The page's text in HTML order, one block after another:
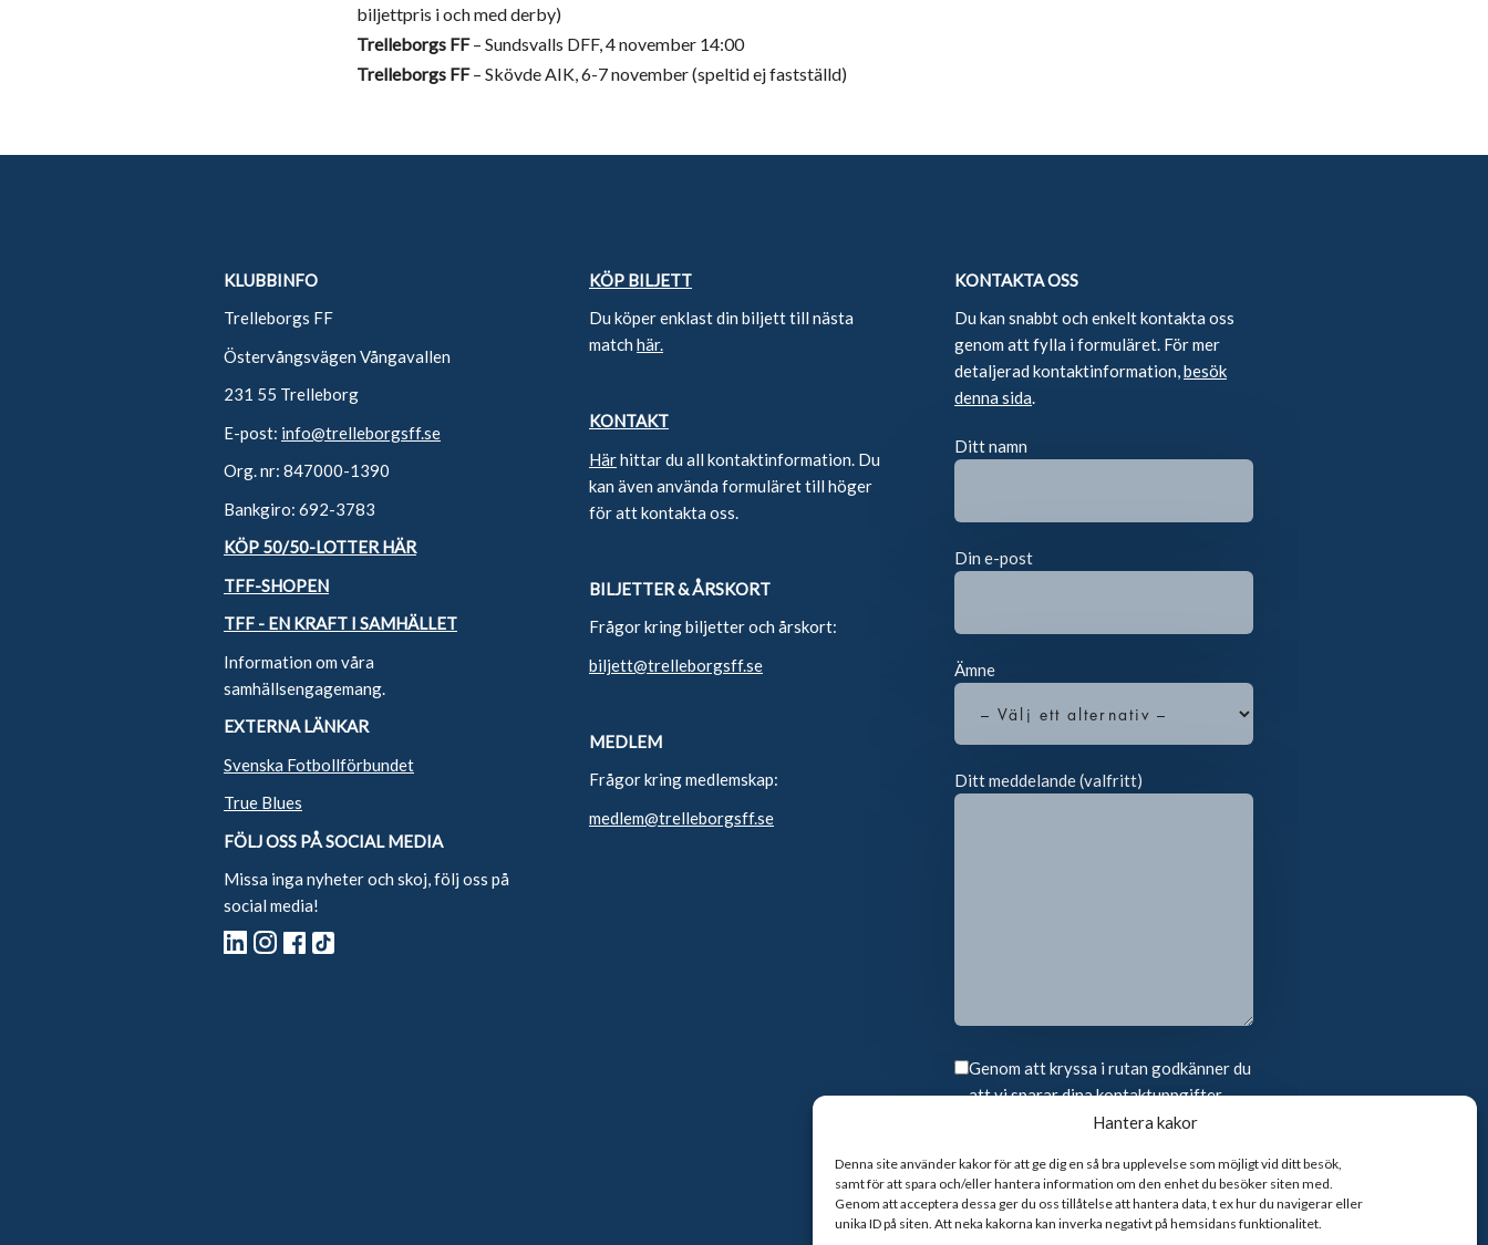
Hantera kakor
Denna site använder kakor för att ge dig en så bra upplevelse som möjligt vid ditt besök,
samt för att spara och/eller hantera information om den enhet du besöker siten med.
Genom att acceptera dessa ger du oss tillåtelse att hantera data, t ex hur du navigerar eller
unika ID på siten. Att neka kakorna kan inverka negativt på hemsidans funktionalitet.
biljettpris i och med derby)
Trelleborgs FF– Sundsvalls DFF, 4 november 14:00
Trelleborgs FF– Skövde AIK, 6-7 november (speltid ej fastställd)
KLUBBINFO
Trelleborgs FF
Östervångsvägen Vångavallen
231 55 Trelleborg
E-post: info@trelleborgsff.se
Org. nr: 847000-1390
Bankgiro: 692-3783
KÖP 50/50-LOTTER HÄR
TFF-SHOPEN
TFF - EN KRAFT I SAMHÄLLET
Information om våra
samhällsengagemang.
EXTERNA LÄNKAR
Svenska Fotbollförbundet
True Blues
FÖLJ OSS PÅ SOCIAL MEDIA
Missa inga nyheter och skoj, följ oss på
social media!
KÖP BILJETT
Du köper enklast din biljett till nästa
match här.
KONTAKT
Härhittar du all kontaktinformation. Du
kan även använda formuläret till höger
för att kontakta oss.
BILJETTER & ÅRSKORT
Frågor kring biljetter och årskort:
biljett@trelleborgsff.se
MEDLEM
Frågor kring medlemskap:
medlem@trelleborgsff.se
KONTAKTA OSS
Du kan snabbt och enkelt kontakta oss
genom att fylla i formuläret. För mer
detaljerad kontaktinformation,besök
denna sida.
Ditt namn
Din e-post
Ämne
Ditt meddelande (valfritt)
Genom att kryssa i rutan godkänner du
att vi sparar dina kontaktuppgifter